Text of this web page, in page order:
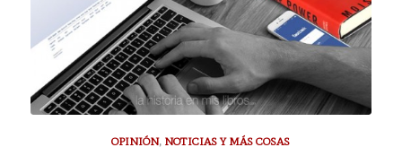
OPINIÓN, NOTICIAS Y MÁS COSAS